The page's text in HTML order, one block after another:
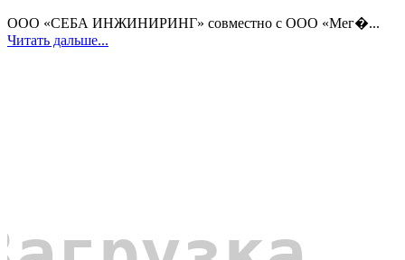
ООО «СЕБА ИНЖИНИРИНГ» совместно с ООО «Мег�...
Читать дальше...